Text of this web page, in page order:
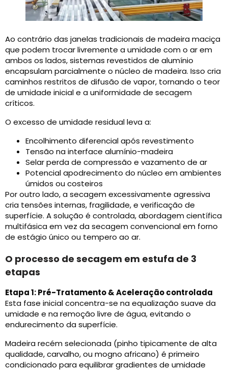
Ao contrário das janelas tradicionais de madeira maciça
que podem trocar livremente a umidade com o ar em
ambos os lados, sistemas revestidos de alumínio
encapsulam parcialmente o núcleo de madeira. Isso cria
caminhos restritos de difusão de vapor, tornando o teor
de umidade inicial e a uniformidade de secagem
críticos.
O excesso de umidade residual leva a:
Encolhimento diferencial após revestimento
Tensão na interface alumínio-madeira
Selar perda de compressão e vazamento de ar
Potencial apodrecimento do núcleo em ambientes
úmidos ou costeiros
Por outro lado, a secagem excessivamente agressiva
cria tensões internas, fragilidade, e verificação de
superfície. A solução é controlada, abordagem científica
multifásica em vez da secagem convencional em forno
de estágio único ou tempero ao ar.
O processo de secagem em estufa de 3
etapas
Etapa 1: Pré-Tratamento & Aceleração controlada
Esta fase inicial concentra-se na equalização suave da
umidade e na remoção livre de água, evitando o
endurecimento da superfície.
Madeira recém selecionada (pinho tipicamente de alta
qualidade, carvalho, ou mogno africano) é primeiro
condicionado para equilibrar gradientes de umidade